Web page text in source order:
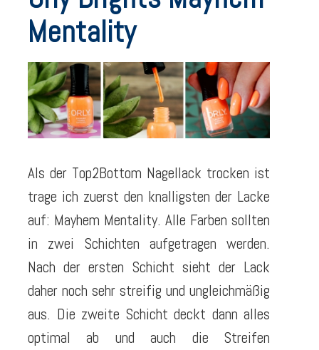
Mentality
Als der Top2Bottom Nagellack trocken ist
trage ich zuerst den knalligsten der Lacke
auf: Mayhem Mentality. Alle Farben sollten
in zwei Schichten aufgetragen werden.
Nach der ersten Schicht sieht der Lack
daher noch sehr streifig und ungleichmäßig
aus. Die zweite Schicht deckt dann alles
optimal ab und auch die Streifen